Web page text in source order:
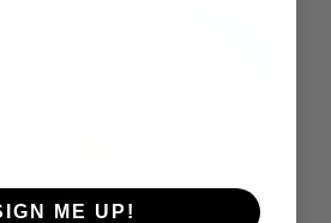
ME UP!